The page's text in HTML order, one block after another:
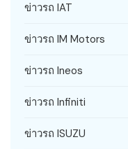
ข่าวรถ IAT
ข่าวรถ IM Motors
ข่าวรถ Ineos
ข่าวรถ Infiniti
ข่าวรถ ISUZU